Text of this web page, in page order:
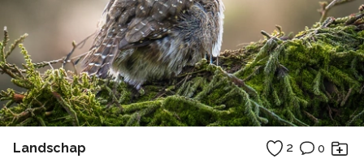
Landschap 2 0